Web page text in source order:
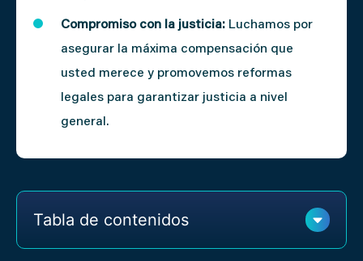
Compromiso con la justicia: Luchamos por
asegurar la máxima compensación que
usted merece y promovemos reformas
legales para garantizar justicia a nivel
general.
Tabla de contenidos